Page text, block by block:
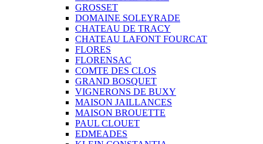
GROSSET
DOMAINE SOLEYRADE
CHATEAU DE TRACY
CHATEAU LAFONT FOURCAT
FLORES
FLORENSAC
COMTE DES CLOS
GRAND BOSQUET
VIGNERONS DE BUXY
MAISON JAILLANCES
MAISON BROUETTE
PAUL CLOUET
EDMEADES